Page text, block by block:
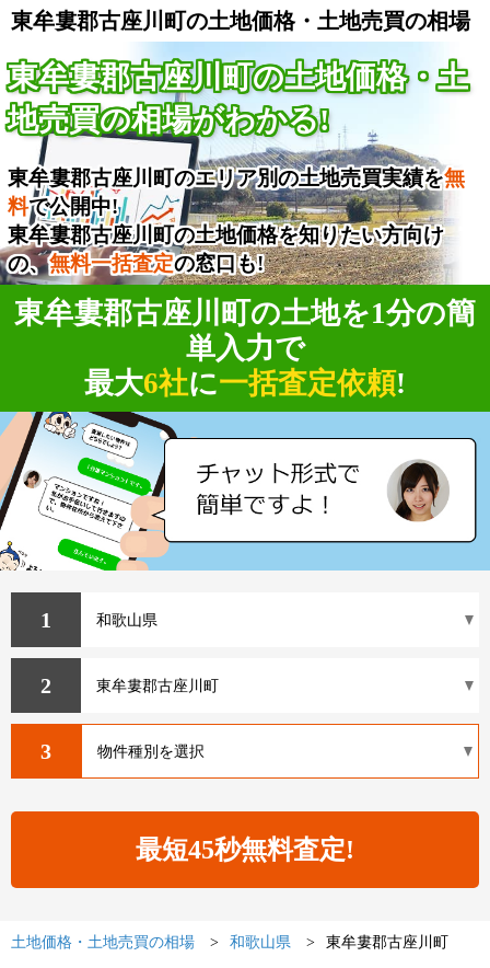
東牟婁郡古座川町の土地価格・土地売買の相場
東牟婁郡古座川町の土地価格・土
地売買の相場がわかる!
東牟婁郡古座川町のエリア別の土地売買実績を無
料で公開中!
東牟婁郡古座川町の土地価格を知りたい方向け
の、無料一括査定の窓口も!
東牟婁郡古座川町の土地を1分の簡
単入力で
最大6社に一括査定依頼!
1
2
3
土地価格・土地売買の相場 和歌山県 東牟婁郡古座川町